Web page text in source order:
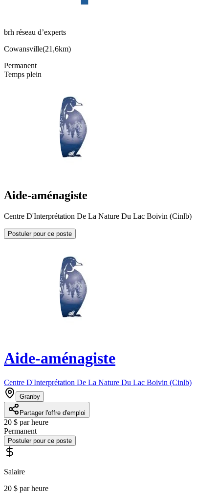
brh réseau d’experts
Cowansville(21,6km)
Permanent
Temps plein
Aide-aménagiste
Centre D'Interprétation De La Nature Du Lac Boivin (Cinlb)
Postuler pour ce poste
Aide-aménagiste
Centre D'Interprétation De La Nature Du Lac Boivin (Cinlb)
Granby
Partager l'offre d'emploi
20 $ par heure
Permanent
Postuler pour ce poste
Salaire
20 $ par heure